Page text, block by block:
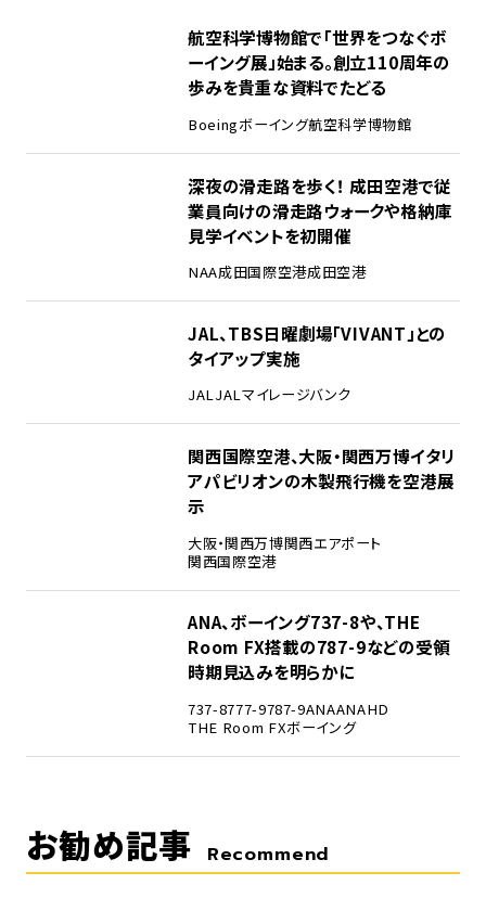
航空科学博物館で「世界をつなぐボ
ーイング展」始まる。創立110周年の
歩みを貴重な資料でたどる
Boeingボーイング航空科学博物館
深夜の滑走路を歩く！ 成田空港で従
業員向けの滑走路ウォークや格納庫
見学イベントを初開催
NAA成田国際空港成田空港
JAL、TBS日曜劇場「VIVANT」との
タイアップ実施
JALJALマイレージバンク
関西国際空港、大阪・関西万博イタリ
アパビリオンの木製飛行機を空港展
示
大阪・関西万博関西エアポート
関西国際空港
ANA、ボーイング737-8や、THE
Room FX搭載の787-9などの受領
時期見込みを明らかに
737-8777-9787-9ANAANAHD
THE Room FXボーイング
お勧め記事 Recommend